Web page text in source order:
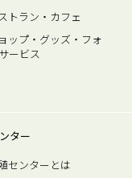
トラン・カフェ
ップ・グッズ・フォ
ービス
ター
センターとは